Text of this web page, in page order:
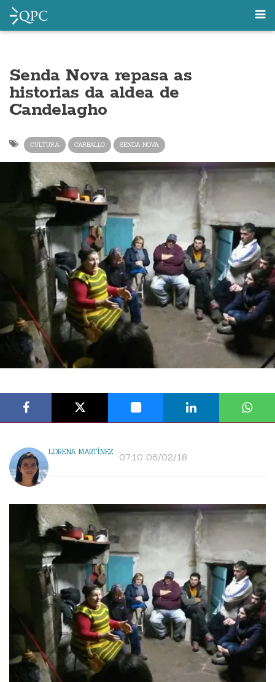
Senda Nova repasa as
historias da aldea de
Candelagho
CULTURA CARBALLO SENDA NOVA
LORENA MARTÍNEZ 07:10 06/02/18